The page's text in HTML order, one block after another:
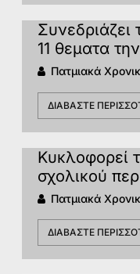
11 θεματα
Πατμιακά
ΔΙΑΒΆΣΤΕ
Κυκλοφορεί
σχολικού
Πατμιακά
ΔΙΑΒΆΣΤΕ